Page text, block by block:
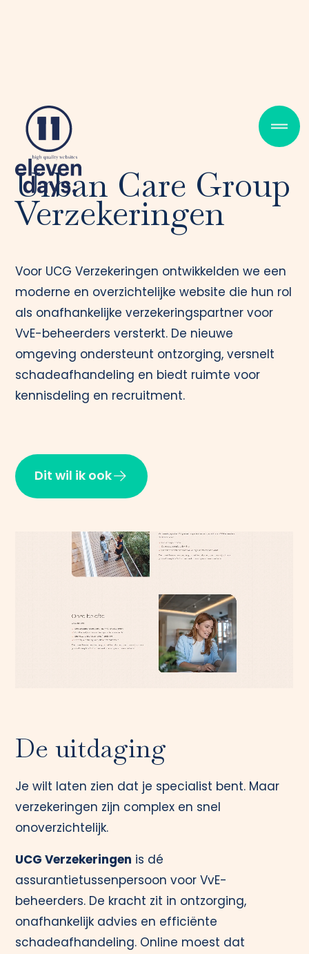
Urban Care Group
Verzekeringen
Voor UCG Verzekeringen ontwikkelden we een
moderne en overzichtelijke website die hun rol
als onafhankelijke verzekeringspartner voor
VvE-beheerders versterkt. De nieuwe
omgeving ondersteunt ontzorging, versnelt
schadeafhandeling en biedt ruimte voor
kennisdeling en recruitment.
Dit wil ik ook
De uitdaging
Je wilt laten zien dat je specialist bent. Maar
verzekeringen zijn complex en snel
onoverzichtelijk.
UCG Verzekeringen is dé
assurantietussenpersoon voor VvE-
beheerders. De kracht zit in ontzorging,
onafhankelijk advies en efficiënte
schadeafhandeling. Online moest dat